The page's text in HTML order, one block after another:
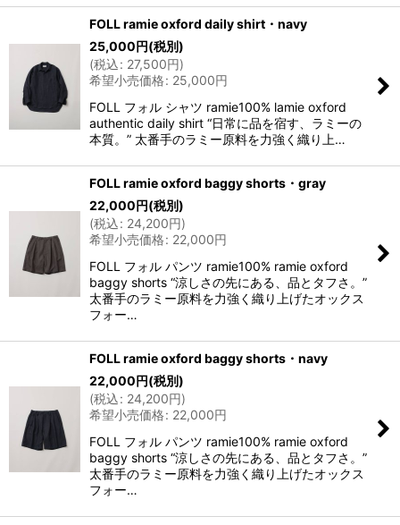
FOLL ramie oxford daily shirt・navy
25,000円(税別)
(税込: 27,500円)
希望小売価格: 25,000円
FOLL フォル シャツ ramie100% lamie oxford
authentic daily shirt “日常に品を宿す、ラミーの
本質。” 太番手のラミー原料を力強く織り上…
FOLL ramie oxford baggy shorts・gray
22,000円(税別)
(税込: 24,200円)
希望小売価格: 22,000円
FOLL フォル パンツ ramie100% ramie oxford
baggy shorts “涼しさの先にある、品とタフさ。”
太番手のラミー原料を力強く織り上げたオックス
フォー…
FOLL ramie oxford baggy shorts・navy
22,000円(税別)
(税込: 24,200円)
希望小売価格: 22,000円
FOLL フォル パンツ ramie100% ramie oxford
baggy shorts “涼しさの先にある、品とタフさ。”
太番手のラミー原料を力強く織り上げたオックス
フォー…